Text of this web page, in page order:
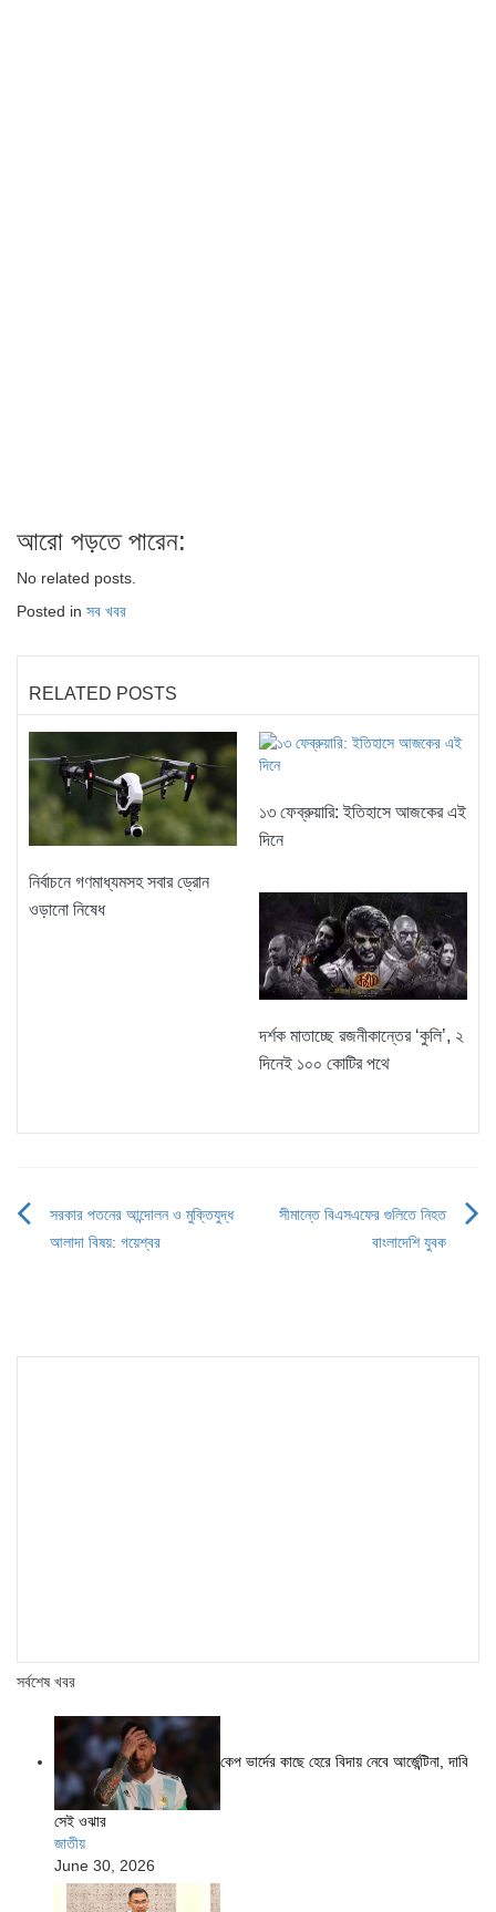
আরো পড়তে পারেন:
No related posts.
Posted in সব খবর
RELATED POSTS
নির্বাচনে গণমাধ্যমসহ সবার ড্রোন
ওড়ানো নিষেধ
১৩ ফেব্রুয়ারি: ইতিহাসে আজকের এই
দিনে
দর্শক মাতাচ্ছে রজনীকান্তের ‘কুলি’, ২
দিনেই ১০০ কোটির পথে
Post
সরকার পতনের আন্দোলন ও মুক্তিযুদ্ধ
আলাদা বিষয়: গয়েশ্বর
সীমান্তে বিএসএফের গুলিতে নিহত
বাংলাদেশি যুবক
সর্বশেষ খবর
কেপ ভার্দের কাছে হেরে বিদায় নেবে আর্জেন্টিনা, দাবি
সেই ওঝার
জাতীয়
June 30, 2026